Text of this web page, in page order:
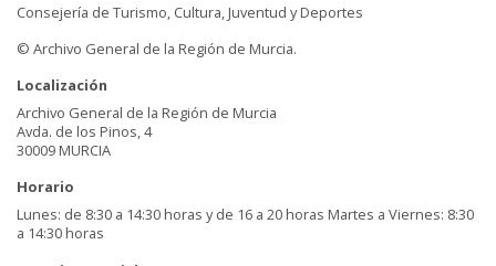
Consejería de Turismo, Cultura, Juventud y Deportes
© Archivo General de la Región de Murcia.
Localización
Archivo General de la Región de Murcia
Avda. de los Pinos, 4
30009 MURCIA
Horario
Lunes: de 8:30 a 14:30 horas y de 16 a 20 horas Martes a Viernes: 8:30
a 14:30 horas